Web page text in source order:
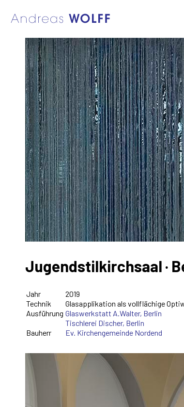
Jugendstilkirchsaal ·
Jahr
2019
Technik
Glasapplikation als vollflächige
Ausführung Glaswerkstatt A.Walter, Berlin
Tischlerei Discher, Berlin
Bauherr
Ev. Kirchengemeinde Nordend